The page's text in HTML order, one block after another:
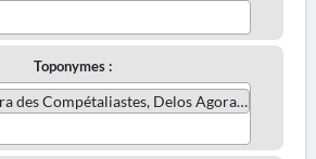
Toponymes :
Compétaliastes, Delos Agora of the Competaliasts